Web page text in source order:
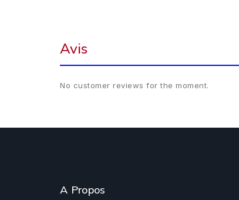
Avis
No customer reviews for the moment.
A Propos